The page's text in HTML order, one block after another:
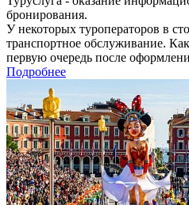
бронирования.
У некоторых туроператоров в
транспортное обслуживание.
первую очередь после
Подробнее